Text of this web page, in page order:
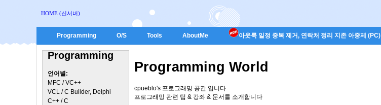
HOME (신서버)
Programming O/S Tools AboutMe 아웃룩 일정 중복 제거, 연락처 정리 지존 아중제 (PC)
Programming
언어별:
MFC / VC++
VCL / C Builder, Delphi
C++ / C
Programming World
cpueblo's 프로그래밍 공간 입니다
프로그래밍 관련 팁 & 강좌 & 문서를 소개합니다